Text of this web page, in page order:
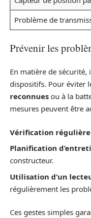
Problème de
Prévenir les
En matière de sécurité,
dispositifs. Pour éviter
reconnues ou à la
mesures peuvent être
Vérification régulière
Planification
constructeur.
Utilisation d’un
régulièrement les
Ces gestes simples